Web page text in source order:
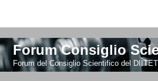
Forum Consiglio
Forum del Consiglio Scientifico del DIITET